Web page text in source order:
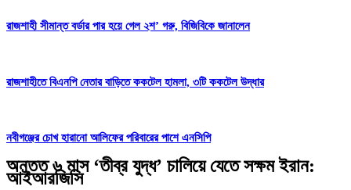
রাজশাহী সীমান্ত বর্ডার পার হয়ে গেল ২শ’ গরু, বিজিবিকে জানালেন
রাজশাহীতে বিএনপি নেতার বাড়িতে ককটেল হামলা, ৩টি ককটেল উদ্ধার
নবীগঞ্জের চোখ হারানো আলিফের পরিবারের পাশে এনসিপি
অন্তত ৬ মাস ‘তীব্র যুদ্ধ’ চালিয়ে যেতে সক্ষম ইরান:
আইআরজিসি